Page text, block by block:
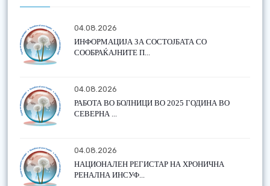
04.08.2026
ИНФОРМАЦИЈА ЗА СОСТОЈБАТА СО
СООБРАЌАЈНИТЕ П...
04.08.2026
РАБОТА ВО БОЛНИЦИ ВО 2025 ГОДИНА ВО
СЕВЕРНА ...
04.08.2026
НАЦИОНАЛЕН РЕГИСТАР НА ХРОНИЧНА
РЕНАЛНА ИНСУФ...